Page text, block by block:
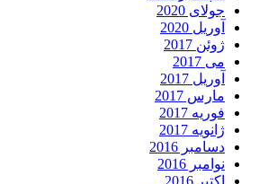
جولای 2020
آوریل 2020
ژوئن 2017
می 2017
آوریل 2017
مارس 2017
فوریه 2017
ژانویه 2017
دسامبر 2016
نوامبر 2016
اکتبر 2016